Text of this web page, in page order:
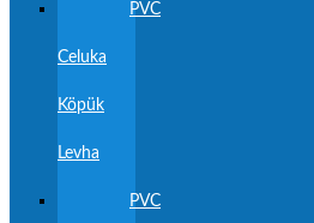
PVC
Celuka
Köpük
Levha
PVC